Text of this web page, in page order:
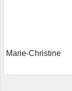
Marie-Christine